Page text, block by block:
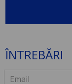
ÎNTREBĂRI